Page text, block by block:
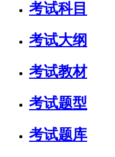
考试科目
考试大纲
考试教材
考试题型
考试题库